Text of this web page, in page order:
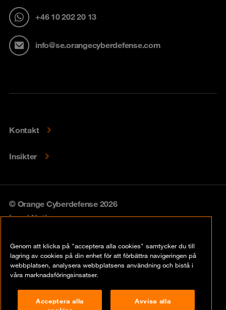
+46 10 202 20 13
info@se.orangecyberdefense.com
Kontakt
Insikter
© Orange Cyberdefense 2026
Legal Notice
Vulnerability policy
Compliance
Genom att klicka på "acceptera alla cookies" samtycker du till
lagring av cookies på din enhet för att förbättra navigeringen på
webbplatsen, analysera webbplatsens användning och bistå i
våra marknadsföringsinsatser.
Acceptera alla
Avvisa alla